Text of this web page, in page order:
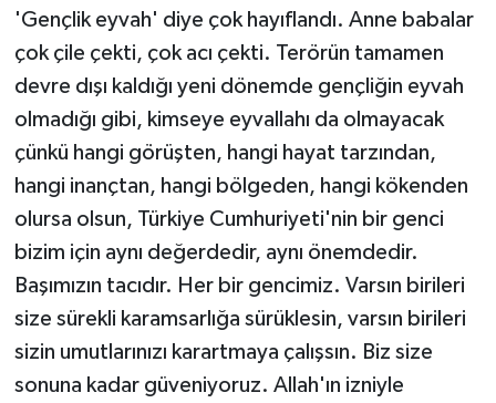
'Gençlik eyvah' diye çok hayıflandı. Anne babalar
çok çile çekti, çok acı çekti. Terörün tamamen
devre dışı kaldığı yeni dönemde gençliğin eyvah
olmadığı gibi, kimseye eyvallahı da olmayacak
çünkü hangi görüşten, hangi hayat tarzından,
hangi inançtan, hangi bölgeden, hangi kökenden
olursa olsun, Türkiye Cumhuriyeti'nin bir genci
bizim için aynı değerdedir, aynı önemdedir.
Başımızın tacıdır. Her bir gencimiz. Varsın birileri
size sürekli karamsarlığa sürüklesin, varsın birileri
sizin umutlarınızı karartmaya çalışsın. Biz size
sonuna kadar güveniyoruz. Allah'ın izniyle